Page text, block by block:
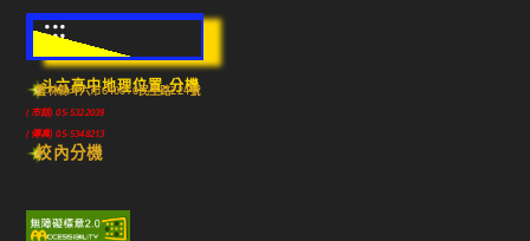
:::
斗六高中地理位置-分機
雲林縣斗六市640010民生路224號
(市話) 05-5322039
(傳真) 05-5348213
校內分機